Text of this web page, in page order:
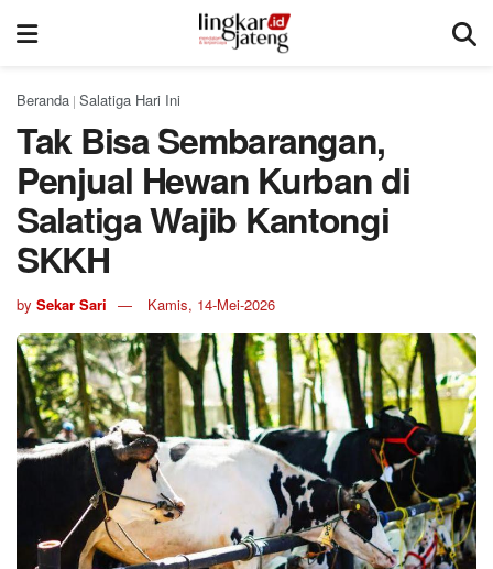
Beranda | Salatiga Hari Ini
Tak Bisa Sembarangan,
Penjual Hewan Kurban di
Salatiga Wajib Kantongi
SKKH
by Sekar Sari Kamis, 14-Mei-2026